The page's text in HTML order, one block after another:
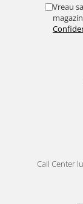
Vreau
Call Center